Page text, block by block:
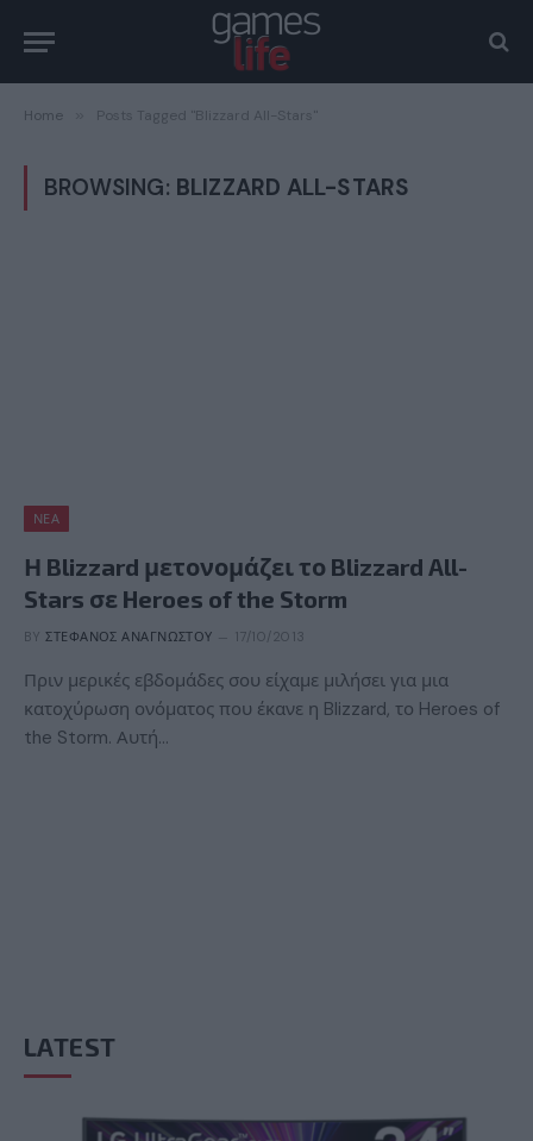
Home Posts Tagged "Blizzard All-Stars"
BROWSING: BLIZZARD ALL-STARS
ΝΈΑ
Η Blizzard μετονομάζει το Blizzard All-
Stars σε Heroes of the Storm
BY ΣΤΈΦΑΝΟΣ ΑΝΑΓΝΏΣΤΟΥ 17/10/2013
Πριν μερικές εβδομάδες σου είχαμε μιλήσει για μια
κατοχύρωση ονόματος που έκανε η Blizzard, το Heroes of
the Storm. Αυτή…
LATEST